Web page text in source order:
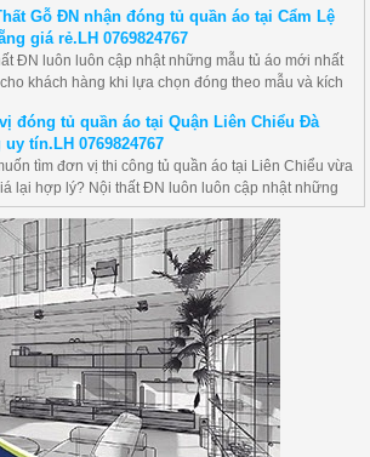
nên sản phẩm tủ quần áo Quận Ngũ Hành Sơn Đà
Kỹ Thuật chuyên nghiệp luôn được lựa chọn
thị trường tại Quận Ngũ Hành Sơn Đà Nẵng.
Gỗ ĐN nhận đóng tủ quần áo tại Cẩm Lệ
giá rẻ.LH 0769824767
ĐN luôn luôn cập nhật những mẫu tủ áo mới nhất
khách hàng khi lựa chọn đóng theo mẫu và kích
lớn, giá cả, chi phí nhân công và vận chuyển đều
mức thấp nhất, trực tiếp sản xuất nên sản phẩm tủ
Huyện Cẩm Lệ Đà Nẵng, nội thất của chúng tôi
lựa chọn hàng đầu thị trường tại Huyện Cẩm Lệ
đóng tủ quần áo tại Quận Liên Chiểu Đà
uy tín.LH 0769824767
tìm đơn vị thi công tủ quần áo tại Liên Chiểu vừa
lại hợp lý? Nội thất ĐN luôn luôn cập nhật những
áo mới nhất dành cho khách hàng khi lựa chọn
theo mẫu và kích thước yêu cầu.